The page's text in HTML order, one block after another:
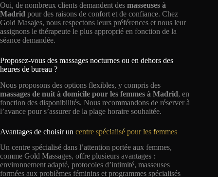
Oui, de nombreux clients demandent des masseuses à
Madrid pour des raisons de confort et de confiance. Chez
Gold Masajes, nous respectons leurs préférences et nous leur
assignons le thérapeute le plus approprié en fonction de la
séance demandée.
Proposez-vous des massages nocturnes ou en dehors des
heures de bureau ?
Nous proposons des options flexibles, y compris des
massages de nuit à domicile pour les femmes à Madrid, en
fonction des disponibilités. Nous recommandons de réserver à
l’avance pour s’assurer de la plage horaire souhaitée.
Avantages de choisir un centre spécialisé pour les femmes
Un centre spécialisé dans l’attention portée aux femmes,
comme Gold Massages, offre plusieurs avantages :
environnement adapté, protocoles d’intimité, masseuses
formées aux problèmes féminins et programmes spécialisés